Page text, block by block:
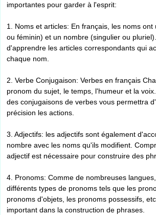
importantes pour garder à l'esprit:
1. Noms et articles: En français, les noms ont
ou féminin) et un nombre (singulier ou
d'apprendre les articles correspondants qui
chaque nom.
2. Verbe Conjugaison: Verbes en français
pronom du sujet, le temps, l'humeur et la
des conjugaisons de verbes vous permettra
précision les actions.
3. Adjectifs: les adjectifs sont également
nombre avec les noms qu'ils modifient.
adjectif est nécessaire pour construire des
4. Pronoms: Comme de nombreuses
différents types de pronoms tels que les
pronoms d'objets, les pronoms possessifs,
important dans la construction de phrases.